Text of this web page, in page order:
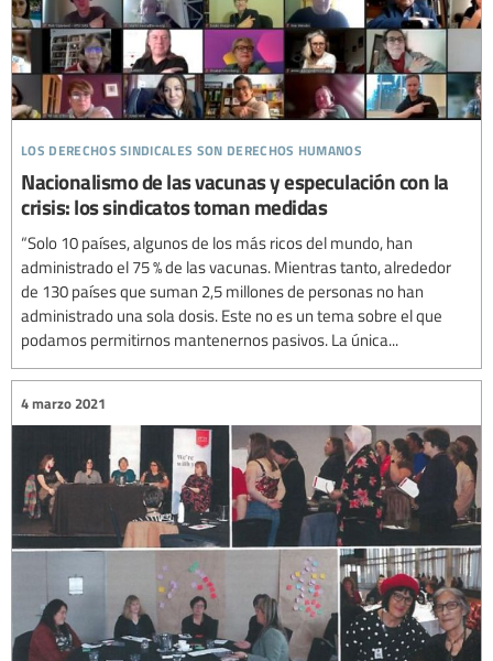
los derechos sindicales son derechos humanos
Nacionalismo de las vacunas y especulación con la
crisis: los sindicatos toman medidas
“Solo 10 países, algunos de los más ricos del mundo, han
administrado el 75 % de las vacunas. Mientras tanto, alrededor
de 130 países que suman 2,5 millones de personas no han
administrado una sola dosis. Este no es un tema sobre el que
podamos permitirnos mantenernos pasivos. La única...
4 marzo 2021